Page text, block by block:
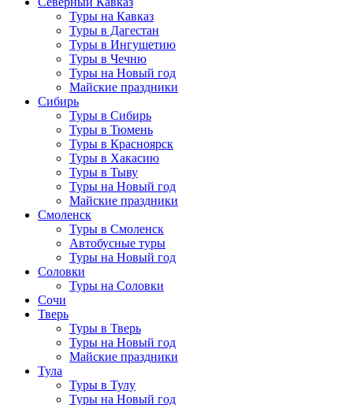
Туры на Кавказ
Туры в Дагестан
Туры в Ингушетию
Туры в Чечню
Туры на Новый год
Майские праздники
Сибирь
Туры в Сибирь
Туры в Тюмень
Туры в Красноярск
Туры в Хакасию
Туры в Тыву
Туры на Новый год
Майские праздники
Смоленск
Туры в Смоленск
Автобусные туры
Туры на Новый год
Соловки
Туры на Соловки
Сочи
Тверь
Туры в Тверь
Туры на Новый год
Майские праздники
Тула
Туры в Тулу
Туры на Новый год